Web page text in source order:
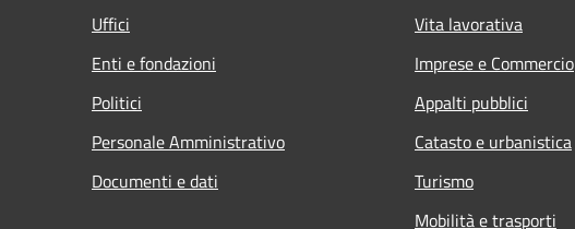
Uffici
Enti e fondazioni
Politici
Personale Amministrativo
Documenti e dati
Vita lavorativa
Imprese e Commercio
Appalti pubblici
Catasto e urbanistica
Turismo
Mobilità e trasporti